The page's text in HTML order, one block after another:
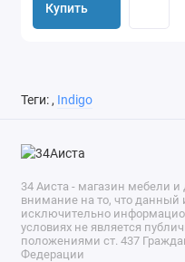
Купить
Теги:, Indigo
34 Аиста - магазин мебели
внимание на то, что данный
исключительно
условиях не является
положениями ст. 437
Федерации